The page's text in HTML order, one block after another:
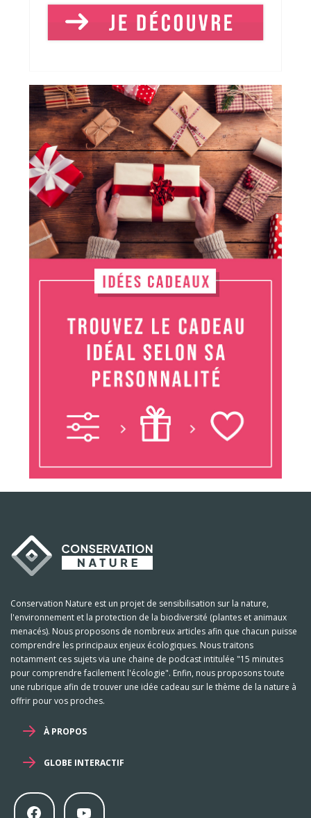
Conservation Nature est un projet de sensibilisation sur la nature,
l'environnement et la protection de la biodiversité (plantes et animaux
menacés). Nous proposons de nombreux articles afin que chacun puisse
comprendre les principaux enjeux écologiques. Nous traitons
notamment ces sujets via une chaine de podcast intitulée "15 minutes
pour comprendre facilement l'écologie". Enfin, nous proposons toute
une rubrique afin de trouver une idée cadeau sur le thème de la nature à
offrir pour vos proches.
À PROPOS
GLOBE INTERACTIF